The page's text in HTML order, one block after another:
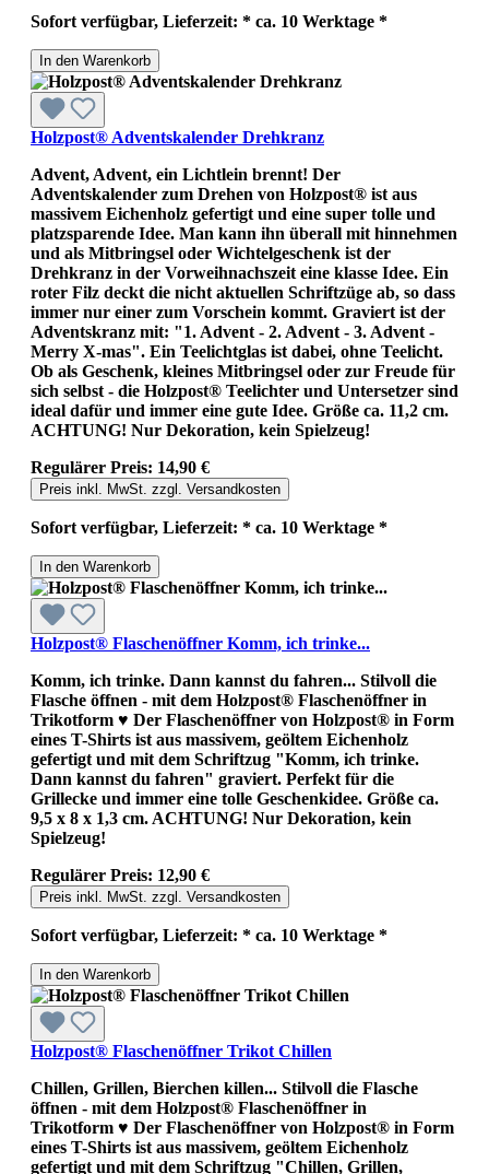
Sofort verfügbar, Lieferzeit: * ca. 10 Werktage *
In den Warenkorb
Holzpost® Adventskalender Drehkranz
Advent, Advent, ein Lichtlein brennt! Der
Adventskalender zum Drehen von Holzpost® ist aus
massivem Eichenholz gefertigt und eine super tolle und
platzsparende Idee. Man kann ihn überall mit hinnehmen
und als Mitbringsel oder Wichtelgeschenk ist der
Drehkranz in der Vorweihnachszeit eine klasse Idee. Ein
roter Filz deckt die nicht aktuellen Schriftzüge ab, so dass
immer nur einer zum Vorschein kommt. Graviert ist der
Adventskranz mit: "1. Advent - 2. Advent - 3. Advent -
Merry X-mas". Ein Teelichtglas ist dabei, ohne Teelicht.
Ob als Geschenk, kleines Mitbringsel oder zur Freude für
sich selbst - die Holzpost® Teelichter und Untersetzer sind
ideal dafür und immer eine gute Idee. Größe ca. 11,2 cm.
ACHTUNG! Nur Dekoration, kein Spielzeug!
Regulärer Preis: 14,90 €
Preis inkl. MwSt. zzgl. Versandkosten
Sofort verfügbar, Lieferzeit: * ca. 10 Werktage *
In den Warenkorb
Holzpost® Flaschenöffner Komm, ich trinke...
Komm, ich trinke. Dann kannst du fahren... Stilvoll die
Flasche öffnen - mit dem Holzpost® Flaschenöffner in
Trikotform ♥ Der Flaschenöffner von Holzpost® in Form
eines T-Shirts ist aus massivem, geöltem Eichenholz
gefertigt und mit dem Schriftzug "Komm, ich trinke.
Dann kannst du fahren" graviert. Perfekt für die
Grillecke und immer eine tolle Geschenkidee. Größe ca.
9,5 x 8 x 1,3 cm. ACHTUNG! Nur Dekoration, kein
Spielzeug!
Regulärer Preis: 12,90 €
Preis inkl. MwSt. zzgl. Versandkosten
Sofort verfügbar, Lieferzeit: * ca. 10 Werktage *
In den Warenkorb
Holzpost® Flaschenöffner Trikot Chillen
Chillen, Grillen, Bierchen killen... Stilvoll die Flasche
öffnen - mit dem Holzpost® Flaschenöffner in
Trikotform ♥ Der Flaschenöffner von Holzpost® in Form
eines T-Shirts ist aus massivem, geöltem Eichenholz
gefertigt und mit dem Schriftzug "Chillen, Grillen,